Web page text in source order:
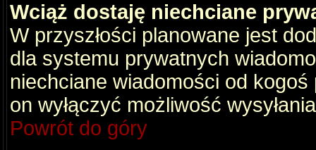
Wciąż dostaję niechciane
W przyszłości planowane jest
dla systemu prywatnych
niechciane wiadomości od
on wyłączyć możliwość
Powrót do góry